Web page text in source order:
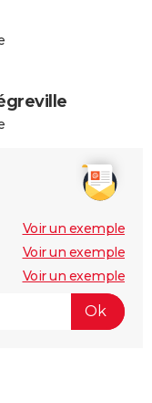
Voir un exemple
Voir un exemple
Voir un exemple